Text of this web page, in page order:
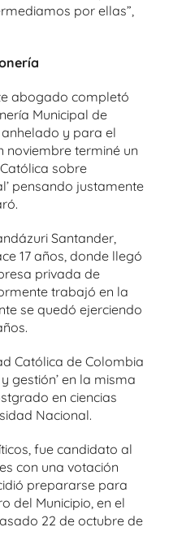
por ellas”,
abogado completó
Municipal de
y para el
noviembre terminé un
sobre
pensando justamente
Santander,
17 años, donde llegó
privada de
trabajó en la
se quedó ejerciendo
Católica de Colombia
gestión’ en la misma
en ciencias
Nacional.
fue candidato al
con una votación
prepararse para
del Municipio, en el
22 de octubre de